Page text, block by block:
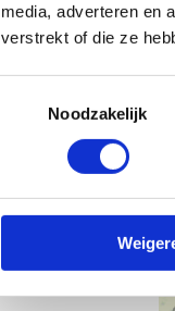
media, adverteren en
verstrekt of die ze
Noodzakelijk